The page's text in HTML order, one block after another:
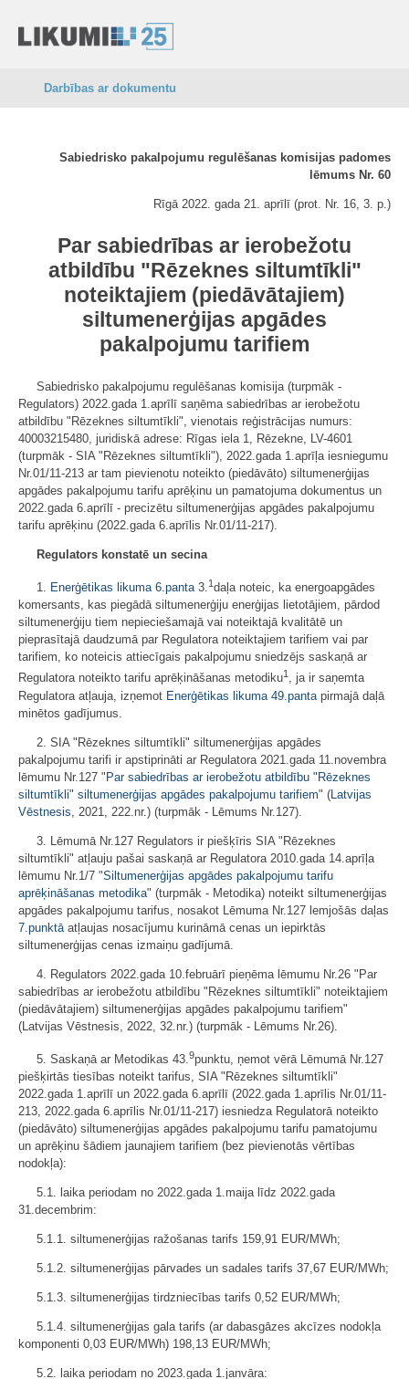
Darbības ar dokumentu
Sabiedrisko pakalpojumu regulēšanas komisijas padomes
lēmums Nr. 60
Rīgā 2022. gada 21. aprīlī (prot. Nr. 16, 3. p.)
Par sabiedrības ar ierobežotu
atbildību "Rēzeknes siltumtīkli"
noteiktajiem (piedāvātajiem)
siltumenerģijas apgādes
pakalpojumu tarifiem
Sabiedrisko pakalpojumu regulēšanas komisija (turpmāk -
Regulators) 2022.gada 1.aprīlī saņēma sabiedrības ar ierobežotu
atbildību "Rēzeknes siltumtīkli", vienotais reģistrācijas numurs:
40003215480, juridiskā adrese: Rīgas iela 1, Rēzekne, LV-4601
(turpmāk - SIA "Rēzeknes siltumtīkli"), 2022.gada 1.aprīļa iesniegumu
Nr.01/11-213 ar tam pievienotu noteikto (piedāvāto) siltumenerģijas
apgādes pakalpojumu tarifu aprēķinu un pamatojuma dokumentus un
2022.gada 6.aprīlī - precizētu siltumenerģijas apgādes pakalpojumu
tarifu aprēķinu (2022.gada 6.aprīlis Nr.01/11-217).
Regulators konstatē un secina
1. Enerģētikas likuma 6.panta3.1daļa noteic, ka energoapgādes
komersants, kas piegādā siltumenerģiju enerģijas lietotājiem, pārdod
siltumenerģiju tiem nepieciešamajā vai noteiktajā kvalitātē un
pieprasītajā daudzumā par Regulatora noteiktajiem tarifiem vai par
tarifiem, ko noteicis attiecīgais pakalpojumu sniedzējs saskaņā ar
Regulatora noteikto tarifu aprēķināšanas metodiku1 , ja ir saņemta
Regulatora atļauja, izņemot Enerģētikas likuma 49.panta pirmajā daļā
minētos gadījumus.
2. SIA "Rēzeknes siltumtīkli" siltumenerģijas apgādes
pakalpojumu tarifi ir apstiprināti ar Regulatora 2021.gada 11.novembra
lēmumu Nr.127 "Par sabiedrības ar ierobežotu atbildību "Rēzeknes
siltumtīkli" siltumenerģijas apgādes pakalpojumu tarifiem" (Latvijas
Vēstnesis , 2021, 222.nr.) (turpmāk - Lēmums Nr.127).
3. Lēmumā Nr.127 Regulators ir piešķīris SIA "Rēzeknes
siltumtīkli" atļauju pašai saskaņā ar Regulatora 2010.gada 14.aprīļa
lēmumu Nr.1/7 "Siltumenerģijas apgādes pakalpojumu tarifu
aprēķināšanas metodika" (turpmāk - Metodika) noteikt siltumenerģijas
apgādes pakalpojumu tarifus, nosakot Lēmuma Nr.127 lemjošās daļas
7.punktā atļaujas nosacījumu kurināmā cenas un iepirktās
siltumenerģijas cenas izmaiņu gadījumā.
4. Regulators 2022.gada 10.februārī pieņēma lēmumu Nr.26 "Par
sabiedrības ar ierobežotu atbildību "Rēzeknes siltumtīkli" noteiktajiem
(piedāvātajiem) siltumenerģijas apgādes pakalpojumu tarifiem"
(Latvijas Vēstnesis, 2022, 32.nr.) (turpmāk - Lēmums Nr.26).
5. Saskaņā ar Metodikas 43. 9punktu, ņemot vērā Lēmumā Nr.127
piešķirtās tiesības noteikt tarifus, SIA "Rēzeknes siltumtīkli"
2022.gada 1.aprīlī un 2022.gada 6.aprīlī (2022.gada 1.aprīlis Nr.01/11-
213, 2022.gada 6.aprīlis Nr.01/11-217) iesniedza Regulatorā noteikto
(piedāvāto) siltumenerģijas apgādes pakalpojumu tarifu pamatojumu
un aprēķinu šādiem jaunajiem tarifiem (bez pievienotās vērtības
nodokļa):
5.1. laika periodam no 2022.gada 1.maija līdz 2022.gada
31.decembrim:
5.1.1. siltumenerģijas ražošanas tarifs 159,91 EUR/MWh;
5.1.2. siltumenerģijas pārvades un sadales tarifs 37,67 EUR/MWh;
5.1.3. siltumenerģijas tirdzniecības tarifs 0,52 EUR/MWh;
5.1.4. siltumenerģijas gala tarifs (ar dabasgāzes akcīzes nodokļa
komponenti 0,03 EUR/MWh) 198,13 EUR/MWh;
5.2. laika periodam no 2023.gada 1.janvāra: